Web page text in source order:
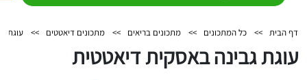
דף הבית >> כל המתכונים >> מתכונים בריאים >> מתכונים דיאטטים >> עוגת
עוגת גבינה באסקית דיאטטית